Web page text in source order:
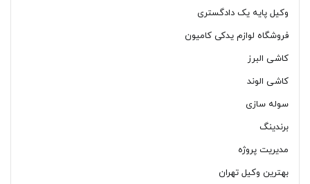
وکیل پایه یک دادگستری
فروشگاه لوازم یدکی کامیون
کاشی البرز
کاشی الوند
سوله سازی
برندینگ
مدیریت پروژه
بهترین وکیل تهران